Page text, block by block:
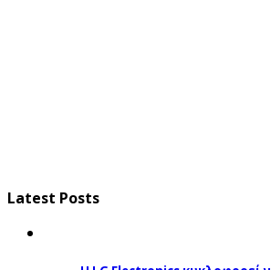
Latest Posts